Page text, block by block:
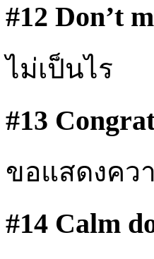
#12 Don’t
ไม่เป็นไร
#13
ขอแสดงคว
#14 Calm